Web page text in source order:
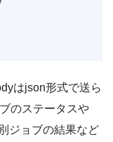
はjson形式で送ら
のステータスや
ジョブの結果など